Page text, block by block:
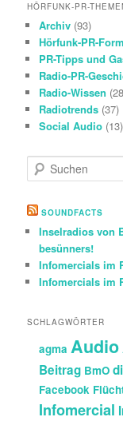
HÖRFUNK-PR-
Archiv (93)
Hörfunk-PR-
PR-Tipps und
Radio-PR-
Radio-Wissen
Radiotrends (37)
Social Audio (13)
u
h
SOUNDFACTS
Inselradios von
besünners!
Infomercials im
Infomercials im
SCHLAGWÖRTER
agma Audio
Beitrag BmO
Facebook
Infomercial